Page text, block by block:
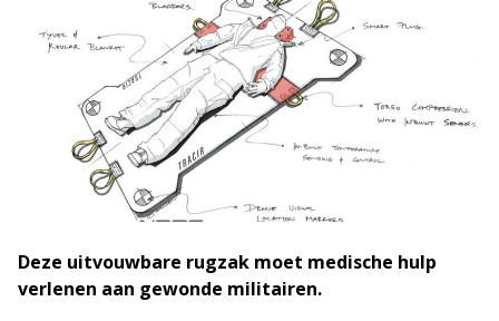
Deze uitvouwbare rugzak moet medische hulp
verlenen aan gewonde militairen.